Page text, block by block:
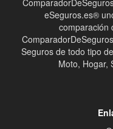
eSeguros.es®
comparación
Seguros de todo tipo
Moto, Hogar,